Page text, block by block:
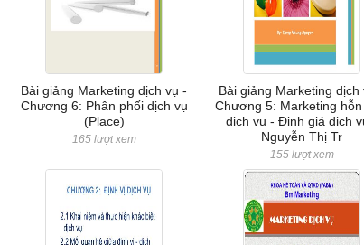
Bài giảng Marketing dịch vụ -
Chương 6: Phân phối dịch vụ
(Place)
165 lượt xem
Bài giảng Marketing dịch
Chương 5: Marketing
dịch vụ - Định giá dịch
Nguyễn Thị Tr
155 lượt xem